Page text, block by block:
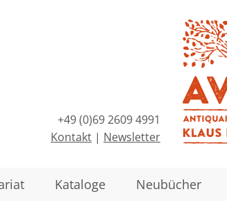
+49 (0)69 2609 4991
Kontakt | Newsletter
Kataloge Neubücher